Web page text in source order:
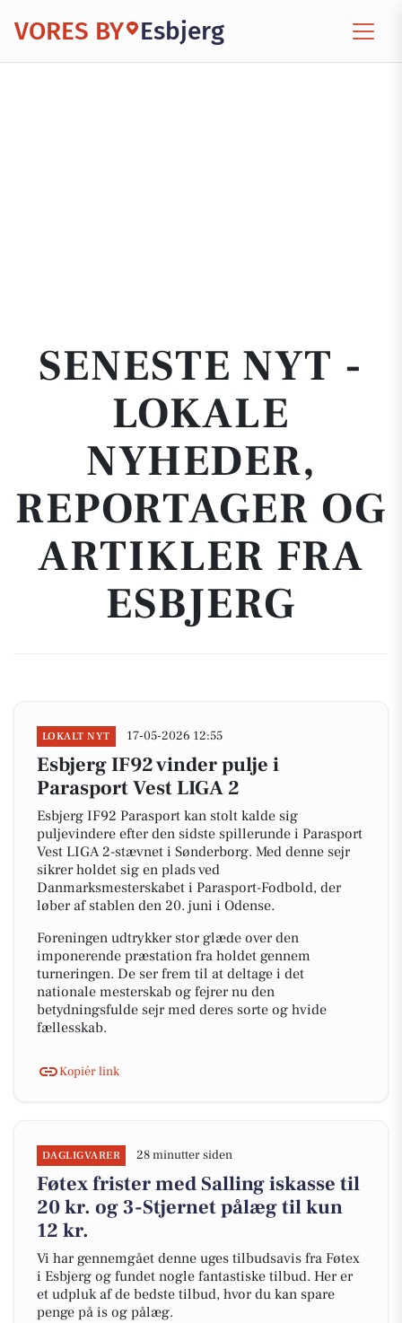
VORES BY Esbjerg
SENESTE NYT -
LOKALE
NYHEDER,
REPORTAGER OG
ARTIKLER FRA
ESBJERG
LOKALT NYT 17-05-2026 12:55
Esbjerg IF92 vinder pulje i
Parasport Vest LIGA 2
Esbjerg IF92 Parasport kan stolt kalde sig
puljevindere efter den sidste spillerunde i Parasport
Vest LIGA 2-stævnet i Sønderborg. Med denne sejr
sikrer holdet sig en plads ved
Danmarksmesterskabet i Parasport-Fodbold, der
løber af stablen den 20. juni i Odense.
Foreningen udtrykker stor glæde over den
imponerende præstation fra holdet gennem
turneringen. De ser frem til at deltage i det
nationale mesterskab og fejrer nu den
betydningsfulde sejr med deres sorte og hvide
fællesskab.
Kopiér link
DAGLIGVARER 28 minutter siden
Føtex frister med Salling iskasse til
20 kr. og 3-Stjernet pålæg til kun
12 kr.
Vi har gennemgået denne uges tilbudsavis fra Føtex
i Esbjerg og fundet nogle fantastiske tilbud. Her er
et udpluk af de bedste tilbud, hvor du kan spare
penge på is og pålæg.